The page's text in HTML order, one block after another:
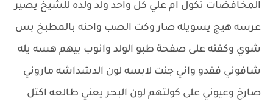
المخافضات تكول ام علي كل واحد ولد ولده للشيخ يصير
عرسه هيج يسويله صار وكت الصب واحنه بالمطبخ بس
شوي وكفنه على صفحة طبو الولد وانوب بيهم هسه يله
شافوني فقدو واني جنت لابسه لون الدشداشه ماروني
صارخ وعيوني على كولتهم لون البحر يعني طالعه اكتل